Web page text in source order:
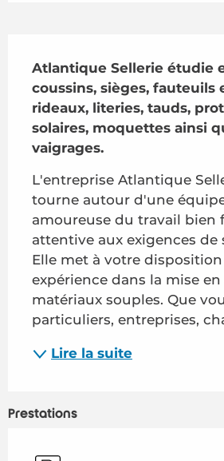
Atlantique Sellerie étudie
coussins, sièges, fauteuils
rideaux, literies, tauds,
solaires, moquettes ainsi
vaigrages.
L'entreprise Atlantique
tourne autour d'une
amoureuse du travail bien
attentive aux exigences de
Elle met à votre disposition
expérience dans la mise
matériaux souples. Que
particuliers, entreprises,
Lire la suite
Prestations